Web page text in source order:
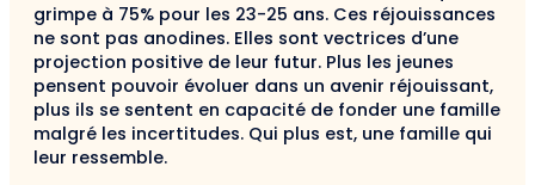
grimpe à 75% pour les 23-25 ans. Ces réjouissances
ne sont pas anodines. Elles sont vectrices d’une
projection positive de leur futur. Plus les jeunes
pensent pouvoir évoluer dans un avenir réjouissant,
plus ils se sentent en capacité de fonder une famille
malgré les incertitudes. Qui plus est, une famille qui
leur ressemble.